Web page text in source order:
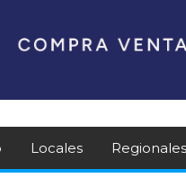
Locales Regionales